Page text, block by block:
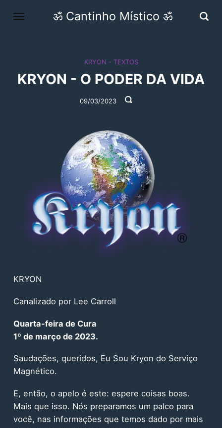
ॐ Cantinho Místico ॐ
KRYON - TEXTOS
KRYON - O PODER DA VIDA
09/03/2023
KRYON
Canalizado por Lee Carroll
Quarta-feira de Cura
1º de março de 2023.
Saudações, queridos, Eu Sou Kryon do Serviço
Magnético.
E, então, o apelo é este: espere coisas boas.
Mais que isso. Nós preparamos um palco para
você, nas informações que temos dado por mais